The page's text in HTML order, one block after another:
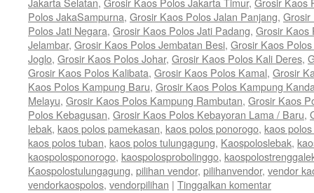
Polos JakaSampurna, Grosir Kaos Polos Jalan Panjang, Grosir
Polos Jati Negara, Grosir Kaos Polos Jati Padang, Grosir Kaos
Jelambar, Grosir Kaos Polos Jembatan Besi, Grosir Kaos
Joglo, Grosir Kaos Polos Johar, Grosir Kaos Polos Kali Deres,
Grosir Kaos Polos Kalibata, Grosir Kaos Polos Kamal, Grosir
Kaos Polos Kampung Baru, Grosir Kaos Polos Kampung
Melayu, Grosir Kaos Polos Kampung Rambutan, Grosir Kaos
Polos Kebagusan, Grosir Kaos Polos Kebayoran Lama / Baru,
lebak, kaos polos pamekasan, kaos polos ponorogo, kaos
kaos polos tuban, kaos polos tulungagung, Kaospoloslebak,
kaospolosponorogo, kaospolosprobolinggo,
Kaospolostulungagung, pilihan vendor, pilihanvendor, vendor
vendorkaospolos, vendorpilihan | Tinggalkan komentar